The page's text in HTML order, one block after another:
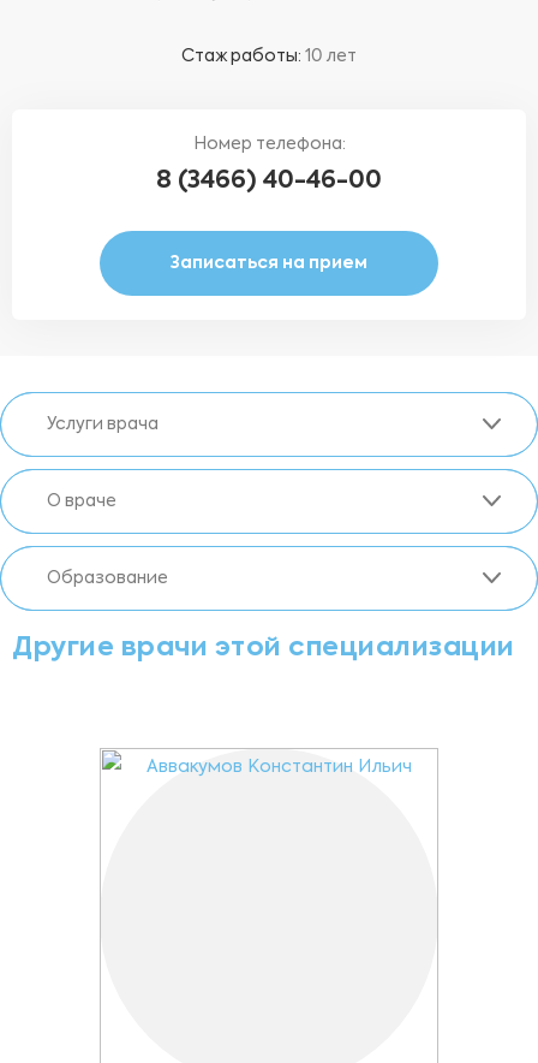
Стаж работы: 10 лет
Номер телефона:
8 (3466) 40-46-00
Записаться на прием
Услуги врача
О враче
Образование
Другие врачи этой специализации